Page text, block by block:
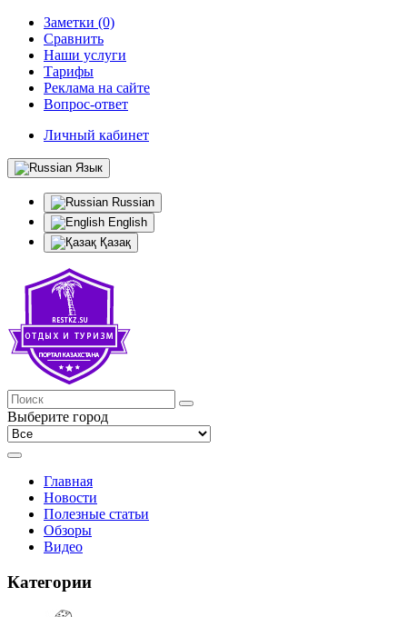
Заметки (0)
Сравнить
Наши услуги
Тарифы
Реклама на сайте
Вопрос-ответ
Личный кабинет
Язык
Russian
English
Қазақ
Выберите город
Главная
Новости
Полезные статьи
Обзоры
Видео
Категории